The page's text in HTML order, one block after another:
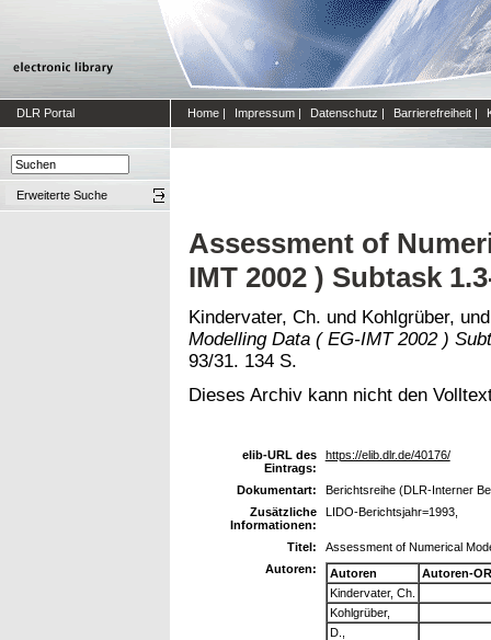
DLR Portal Home | Impressum | Datenschutz | Barrierefreiheit |
Erweiterte Suche
Assessment of
IMT 2002 ) Subtask
Kindervater, Ch. und Kohlgrüber,
Modelling Data ( EG-IMT 2002 )
93/31. 134 S.
Dieses Archiv kann nicht den
elib-URL des
Eintrags:
https://elib.dlr.de/40176/
Dokumentart:
Berichtsreihe (DLR-Interner
Zusätzliche
Informationen:
LIDO-Berichtsjahr=1993,
Titel:
Assessment of Numerical
Autoren:
Autoren
Autoren-
Kindervater, Ch.
Kohlgrüber,
D.,